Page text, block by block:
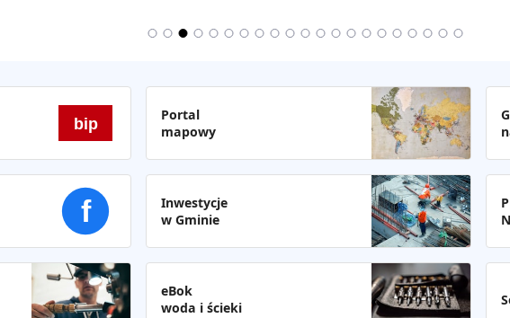
bip
Portal
mapowy
f
Inwestycje
w Gminie
eBok
woda i ścieki